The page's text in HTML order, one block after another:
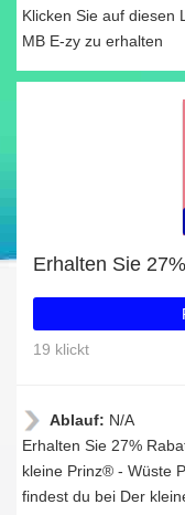
Klicken Sie auf diesen
MB E-zy zu erhalten
19 klickt
Ablauf: N/A
Erhalten Sie 27%
kleine Prinz® - Wüste
findest du bei Der